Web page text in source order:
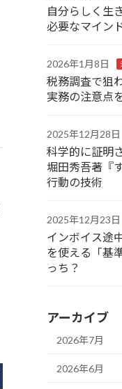
自分らしく生
必要なマイン
2026年1月8日
税務調査で狙
実務の注意点
2025年12月28日
科学的に証明
堀田秀吾著『
行動の技術
2025年12月23日
インボイス途
を使える「基
っち？
アーカイブ
2026年7月
2026年6月